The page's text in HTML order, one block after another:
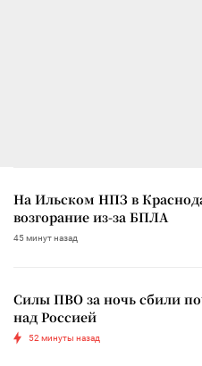
На Ильском НПЗ в
возгорание из-за БПЛА
45 минут назад
Силы ПВО за ночь сбили
над Россией
52 минуты назад